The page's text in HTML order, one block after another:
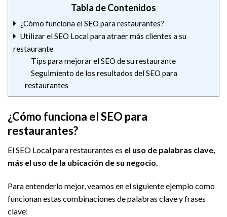
Tabla de Contenidos
¿Cómo funciona el SEO para restaurantes?
Utilizar el SEO Local para atraer más clientes a su
restaurante
Tips para mejorar el SEO de su restaurante
Seguimiento de los resultados del SEO para
restaurantes
¿Cómo funciona el SEO para
restaurantes?
El SEO Local para restaurantes es el uso de palabras clave,
más el uso de la ubicación de su negocio.
Para entenderlo mejor, veamos en el siguiente ejemplo como
funcionan estas combinaciones de palabras clave y frases
clave: